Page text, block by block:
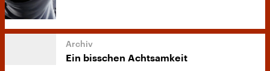
Ein bisschen Achtsamkeit